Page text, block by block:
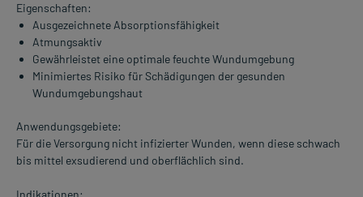
Eigenschaften:
Ausgezeichnete Absorptionsfähigkeit
Atmungsaktiv
Gewährleistet eine optimale feuchte Wundumgebung
Minimiertes Risiko für Schädigungen der gesunden
Wundumgebungshaut
Anwendungsgebiete:
Für die Versorgung nicht infizierter Wunden, wenn diese schwach
bis mittel exsudierend und oberflächlich sind.
Indikationen: